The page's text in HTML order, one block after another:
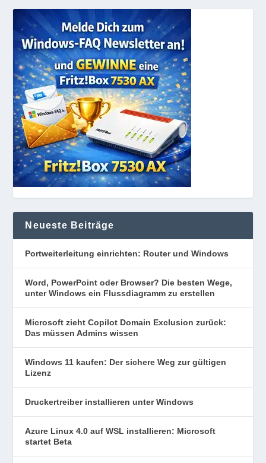
Neueste Beiträge
Portweiterleitung einrichten: Router und Windows
Word, PowerPoint oder Browser? Die besten Wege,
unter Windows ein Flussdiagramm zu erstellen
Microsoft zieht Copilot Domain Exclusion zurück:
Das müssen Admins wissen
Windows 11 kaufen: Der sichere Weg zur gültigen
Lizenz
Druckertreiber installieren unter Windows
Azure Linux 4.0 auf WSL installieren: Microsoft
startet Beta